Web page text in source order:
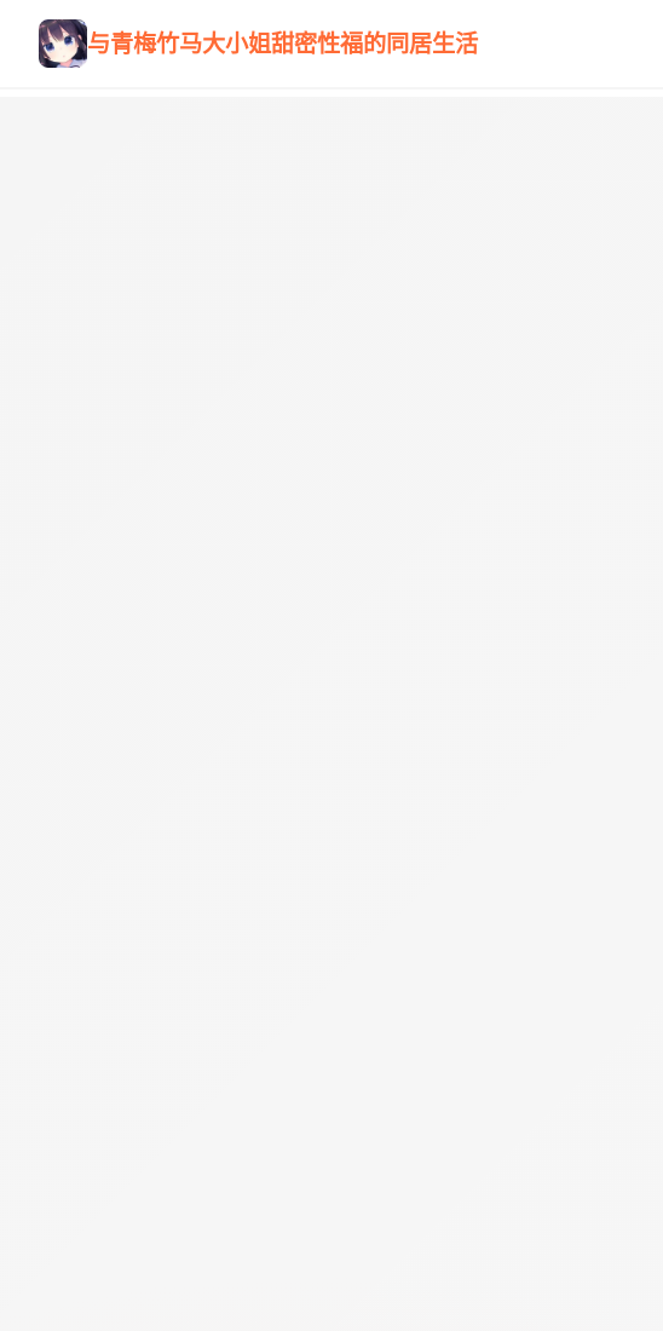
与青梅竹马大小姐甜密性福的同居生活